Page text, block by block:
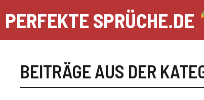
Inhalt
springen
PERFEKTE SPRÜCHE.DE
BEITRÄGE AUS DER